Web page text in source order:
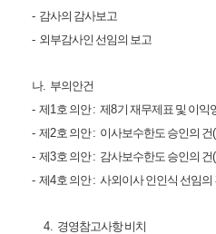
- 감사의 감사보고
- 외부감사인 선임의 보고
나. 부의안건
- 제1호 의안: 제8기 재무제표 및 이익
- 제2호 의안: 이사보수한도 승인의 건
- 제3호 의안: 감사보수한도 승인의 건
- 제4호 의안: 사외이사 인인식 선임의
4. 경영참고사항 비치